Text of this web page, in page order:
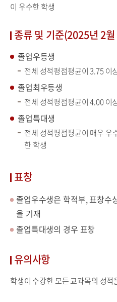
이 우수한 학생
종류 및 기준(2025년 2
졸업우등생
전체 성적평점평균이 3.75 이
졸업최우등생
전체 성적평점평균이 4.00 이
졸업특대생
전체 성적평점평균이 매우 우
한 학생
표창
졸업우수생은 학적부, 표창수
을 기재
졸업특대생의 경우 표창
유의사항
학생이 수강한 모든 교과목의 성